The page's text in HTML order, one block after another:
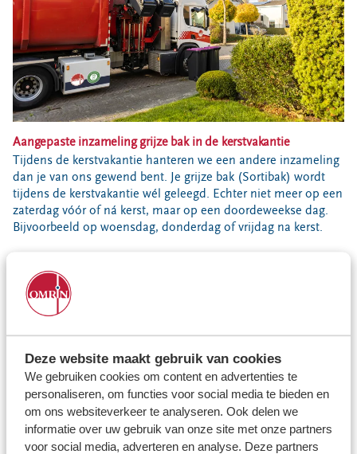
Deze website maakt gebruik van cookies
We gebruiken cookies om content en advertenties te
personaliseren, om functies voor social media te bieden en
om ons websiteverkeer te analyseren. Ook delen we
informatie over uw gebruik van onze site met onze partners
voor social media, adverteren en analyse. Deze partners
Ontdek Omrin
Over Omrin
Hier werken we aan
Ecopark De Wierde
Reststoffen Energie Centrale
Projecten
Contact
Storing, klacht of vraag
Klantenservice SYP
VeeIgestelde vragen
Locaties
Werken bij
Voor gemeenten
Voor leveranciers en bezoekers
Aangepaste inzameling grijze bak in de kerstvakantie
Tijdens de kerstvakantie hanteren we een andere inzameling
dan je van ons gewend bent. Je grijze bak (Sortibak) wordt
tijdens de kerstvakantie wél geleegd. Echter niet meer op een
zaterdag vóór of ná kerst, maar op een doordeweekse dag.
Bijvoorbeeld op woensdag, donderdag of vrijdag na kerst.
jouw bak bij de weg moet. Én ontvang je een handige
reminder. Uiteraard kun je hier op onze website ook jouw
persoonlijke afvalkalender bekijken:
www.omrin.nl/afvalkalender